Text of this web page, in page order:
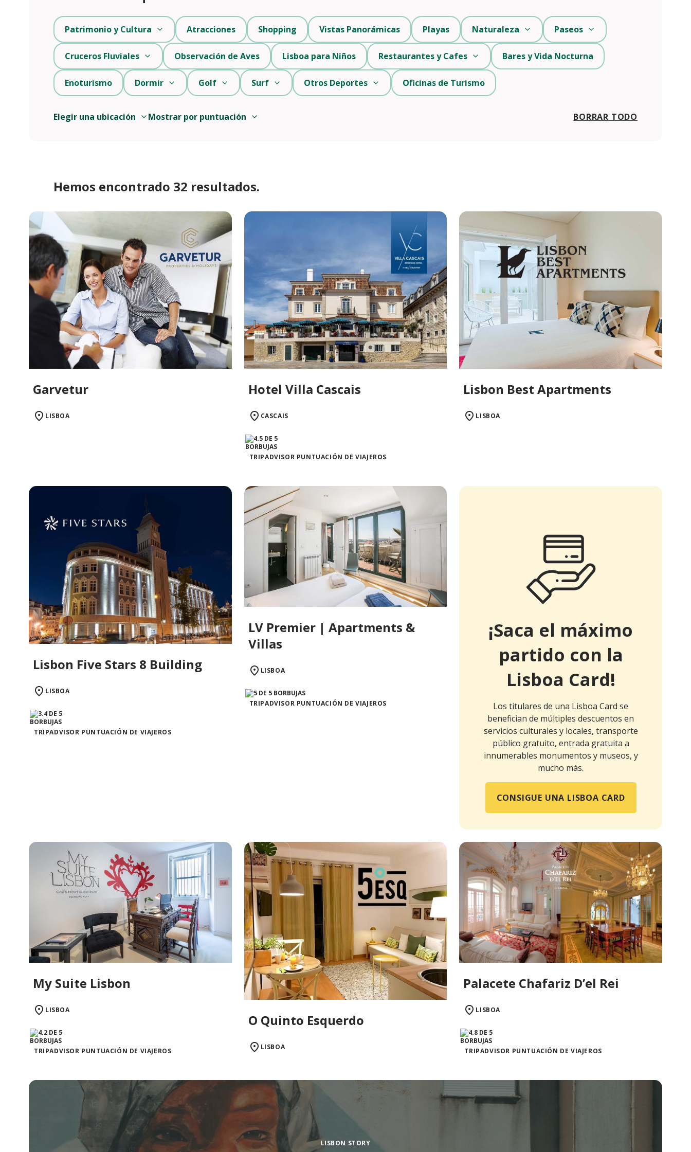
Elegir una ubicación Mostrar por puntuación BORRAR TODO
Patrimonio y Cultura Atracciones Shopping Vistas Panorámicas Playas Naturaleza Paseos
Cruceros Fluviales Observación de Aves Lisboa para Niños Restaurantes y Cafes Bares y Vida Nocturna
Enoturismo Dormir Golf Surf Otros Deportes Oficinas de Turismo
Hemos encontrado 32 resultados.
Garvetur
LISBOA
Hotel Villa Cascais
CASCAIS
TRIPADVISOR PUNTUACIÓN DE VIAJEROS
Lisbon Best Apartments
LISBOA
Lisbon Five Stars 8 Building
LISBOA
TRIPADVISOR PUNTUACIÓN DE VIAJEROS
LV Premier | Apartments &
Villas
LISBOA
TRIPADVISOR PUNTUACIÓN DE VIAJEROS
¡Saca el máximo
partido con la
Lisboa Card!
Los titulares de una Lisboa Card se
benefician de múltiples descuentos en
servicios culturales y locales, transporte
público gratuito, entrada gratuita a
innumerables monumentos y museos, y
mucho más.
CONSIGUE UNA LISBOA CARD
My Suite Lisbon
LISBOA
TRIPADVISOR PUNTUACIÓN DE VIAJEROS
O Quinto Esquerdo
LISBOA
Palacete Chafariz D’el Rei
LISBOA
TRIPADVISOR PUNTUACIÓN DE VIAJEROS
LISBON STORY